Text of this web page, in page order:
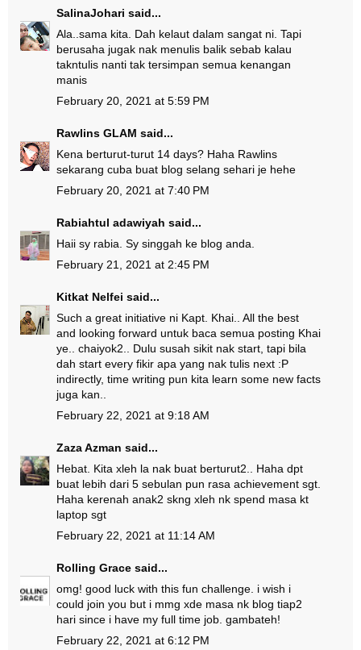
SalinaJohari said...
Ala..sama kita. Dah kelaut dalam sangat ni. Tapi
berusaha jugak nak menulis balik sebab kalau
takntulis nanti tak tersimpan semua kenangan
manis
February 20, 2021 at 5:59 PM
Rawlins GLAM said...
Kena berturut-turut 14 days? Haha Rawlins
sekarang cuba buat blog selang sehari je hehe
February 20, 2021 at 7:40 PM
Rabiahtul adawiyah said...
Haii sy rabia. Sy singgah ke blog anda.
February 21, 2021 at 2:45 PM
Kitkat Nelfei said...
Such a great initiative ni Kapt. Khai.. All the best
and looking forward untuk baca semua posting Khai
ye.. chaiyok2.. Dulu susah sikit nak start, tapi bila
dah start every fikir apa yang nak tulis next :P
indirectly, time writing pun kita learn some new facts
juga kan..
February 22, 2021 at 9:18 AM
Zaza Azman said...
Hebat. Kita xleh la nak buat berturut2.. Haha dpt
buat lebih dari 5 sebulan pun rasa achievement sgt.
Haha kerenah anak2 skng xleh nk spend masa kt
laptop sgt
February 22, 2021 at 11:14 AM
Rolling Grace said...
omg! good luck with this fun challenge. i wish i
could join you but i mmg xde masa nk blog tiap2
hari since i have my full time job. gambateh!
February 22, 2021 at 6:12 PM